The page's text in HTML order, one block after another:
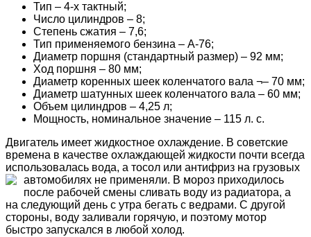
Тип – 4-х тактный;
Число цилиндров – 8;
Степень сжатия – 7,6;
Тип применяемого бензина – А-76;
Диаметр поршня (стандартный размер) – 92 мм;
Ход поршня – 80 мм;
Диаметр коренных шеек коленчатого вала ¬– 70 мм;
Диаметр шатунных шеек коленчатого вала – 60 мм;
Объем цилиндров – 4,25 л;
Мощность, номинальное значение – 115 л. с.
Двигатель имеет жидкостное охлаждение. В советские
времена в качестве охлаждающей жидкости почти всегда
использовалась вода, а тосол или антифриз на грузовых
автомобилях не применяли. В мороз приходилось
после рабочей смены сливать воду из радиатора, а
на следующий день с утра бегать с ведрами. С другой
стороны, воду заливали горячую, и поэтому мотор
быстро запускался в любой холод.